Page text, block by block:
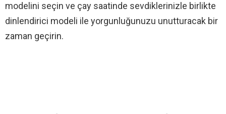
modelini seçin ve çay saatinde sevdiklerinizle birlikte
dinlendirici modeli ile yorgunluğunuzu unutturacak bir
zaman geçirin.